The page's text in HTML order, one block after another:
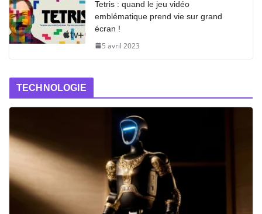
Tetris : quand le jeu vidéo
emblématique prend vie sur grand
écran !
5 avril 2023
TECHNOLOGIE